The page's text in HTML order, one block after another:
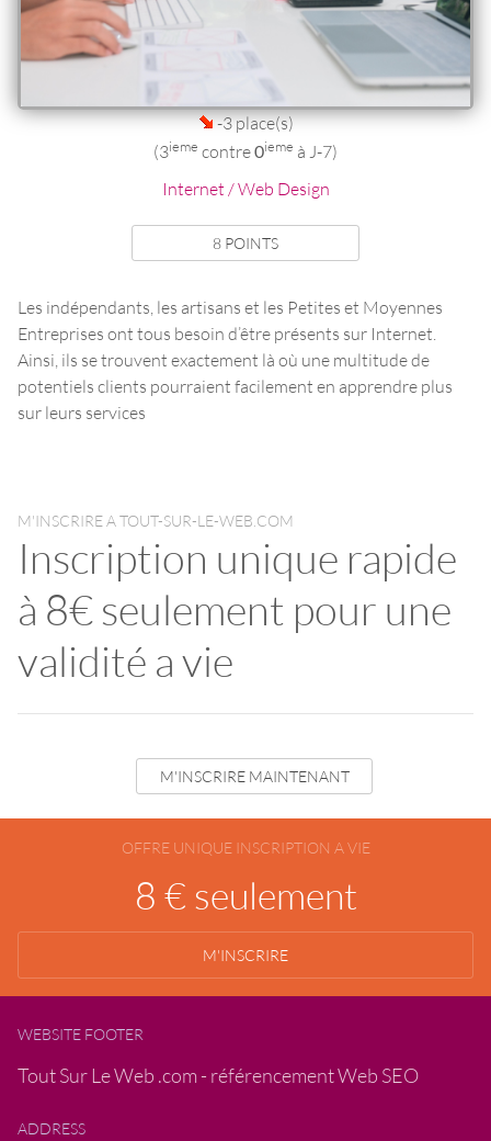
-3 place(s)
(3ieme contre0ieme à J-7)
Internet / Web Design
8 POINTS
Les indépendants, les artisans et les Petites et Moyennes
Entreprises ont tous besoin d’être présents sur Internet.
Ainsi, ils se trouvent exactement là où une multitude de
potentiels clients pourraient facilement en apprendre plus
sur leurs services
M'INSCRIRE A TOUT-SUR-LE-WEB.COM
Inscription unique rapide
à 8€ seulement pour une
validité a vie
M'INSCRIRE MAINTENANT
OFFRE UNIQUE INSCRIPTION A VIE
8 € seulement
M'INSCRIRE
WEBSITE FOOTER
Tout Sur Le Web .com - référencement Web SEO
ADDRESS